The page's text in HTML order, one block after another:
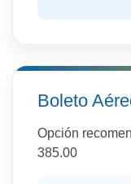
Boleto
Opción
385.00